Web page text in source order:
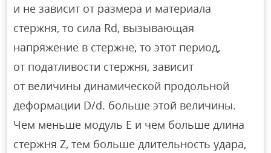
и не зависит от размера и материала
стержня, то сила Rd, вызывающая
напряжение в стержне, то этот период,
от податливости стержня, зависит
от величины динамической продольной
деформации D/d. больше этой величины.
Чем меньше модуль Е и чем больше длина
стержня Z, тем больше длительность удара,